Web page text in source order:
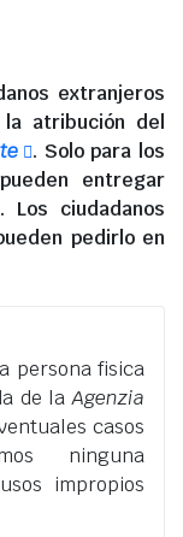
extranjeros
atribución del
. Solo para los
entregar
Los ciudadanos
pedirlo en
persona fisica
de laAgenzia
casos
ninguna
impropios